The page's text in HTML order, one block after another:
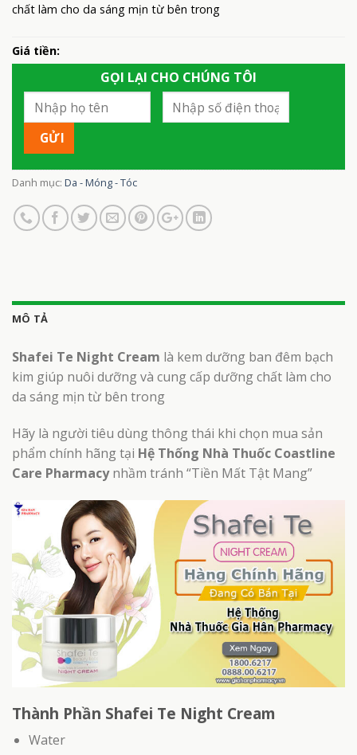
chất làm cho da sáng mịn từ bên trong
Giá tiền:
GỌI LẠI CHO CHÚNG TÔI
Danh mục: Da - Móng - Tóc
MÔ TẢ
Shafei Te Night Cream là kem dưỡng ban đêm bạch
kim giúp nuôi dưỡng và cung cấp dưỡng chất làm cho
da sáng mịn từ bên trong
Hãy là người tiêu dùng thông thái khi chọn mua sản
phẩm chính hãng tại Hệ Thống Nhà Thuốc Coastline
Care Pharmacynhầm tránh “Tiền Mất Tật Mang”
Thành Phần Shafei Te Night Cream
Water